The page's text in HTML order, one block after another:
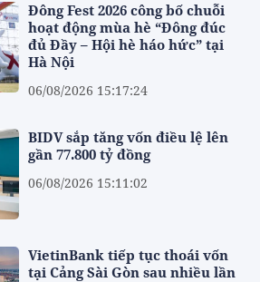
Đông Fest 2026 công bố chuỗi
hoạt động mùa hè “Đông đúc
đủ Đầy – Hội hè háo hức” tại
Hà Nội
06/08/2026 15:17:24
BIDV sắp tăng vốn điều lệ lên
gần 77.800 tỷ đồng
06/08/2026 15:11:02
VietinBank tiếp tục thoái vốn
tại Cảng Sài Gòn sau nhiều lần